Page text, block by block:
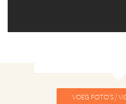
VOEG FOTO'S /